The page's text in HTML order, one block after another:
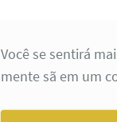
Você se sentirá
mente sã em um